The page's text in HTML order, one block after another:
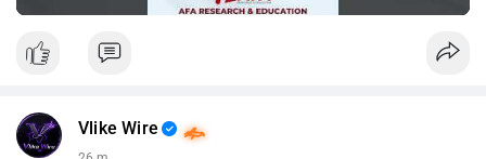
Vlike Wire